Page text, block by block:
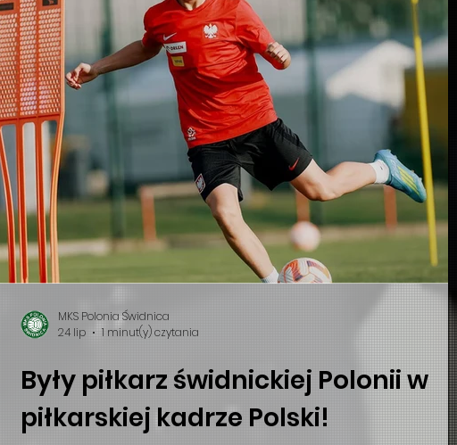
Były piłkarz świdnickiej Polonii w
piłkarskiej kadrze Polski!
MKS Polonia Świdnica
24 lip
1 minut(y) czytania